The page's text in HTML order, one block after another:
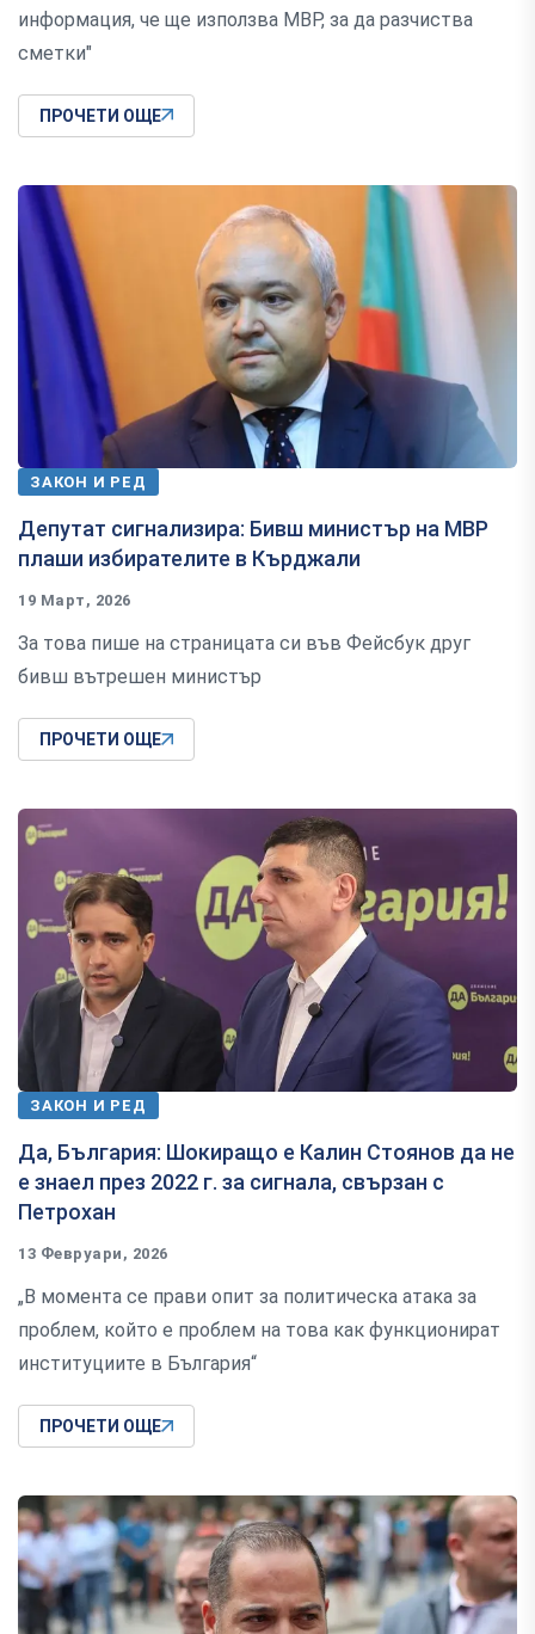
информация, че ще използва МВР, за да разчиства
сметки"
ПРОЧЕТИ ОЩЕ
ЗАКОН И РЕД
Депутат сигнализира: Бивш министър на МВР
плаши избирателите в Кърджали
19 Март, 2026
За това пише на страницата си във Фейсбук друг
бивш вътрешен министър
ПРОЧЕТИ ОЩЕ
ЗАКОН И РЕД
Да, България: Шокиращо е Калин Стоянов да не
е знаел през 2022 г. за сигнала, свързан с
Петрохан
13 Февруари, 2026
„В момента се прави опит за политическа атака за
проблем, който е проблем на това как функционират
институциите в България“
ПРОЧЕТИ ОЩЕ